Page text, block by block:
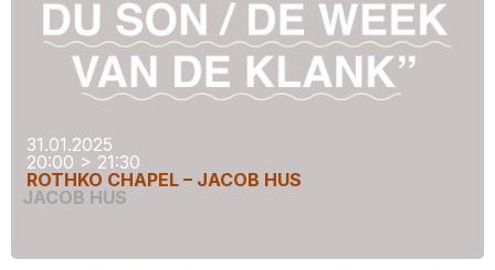
31.01.2025
20:00 > 21:30
ROTHKO CHAPEL – JACOB HUS
JACOB HUS